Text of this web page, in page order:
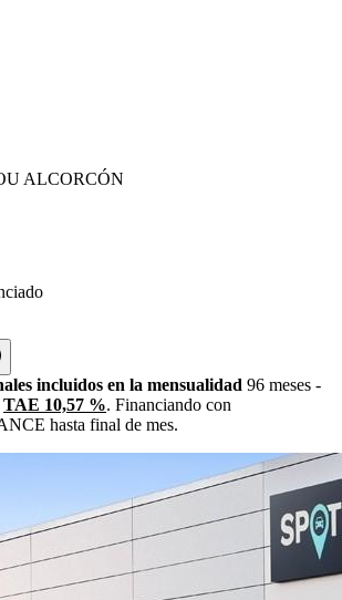
ALCORCÓN
incluidos en la mensualidad 96 meses -
TAE 10,57 %. Financiando con
hasta final de mes.